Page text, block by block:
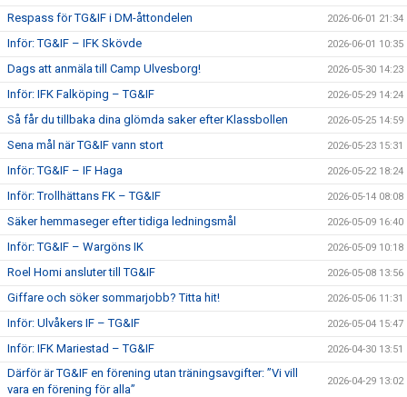
Respass för TG&IF i DM-åttondelen 2026-06-01 21:34
Inför: TG&IF – IFK Skövde 2026-06-01 10:35
Dags att anmäla till Camp Ulvesborg! 2026-05-30 14:23
Inför: IFK Falköping – TG&IF 2026-05-29 14:24
Så får du tillbaka dina glömda saker efter Klassbollen 2026-05-25 14:59
Sena mål när TG&IF vann stort 2026-05-23 15:31
Inför: TG&IF – IF Haga 2026-05-22 18:24
Inför: Trollhättans FK – TG&IF 2026-05-14 08:08
Säker hemmaseger efter tidiga ledningsmål 2026-05-09 16:40
Inför: TG&IF – Wargöns IK 2026-05-09 10:18
Roel Homi ansluter till TG&IF 2026-05-08 13:56
Giffare och söker sommarjobb? Titta hit! 2026-05-06 11:31
Inför: Ulvåkers IF – TG&IF 2026-05-04 15:47
Inför: IFK Mariestad – TG&IF 2026-04-30 13:51
Därför är TG&IF en förening utan träningsavgifter: ”Vi vill
vara en förening för alla”
2026-04-29 13:02